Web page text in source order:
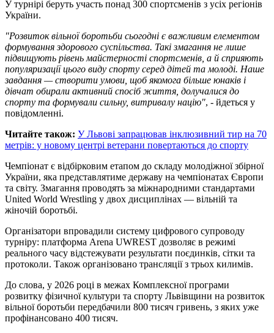
У турнірі беруть участь понад 300 спортсменів з усіх регіонів
України.
"Розвиток вільної боротьби сьогодні є важливим елементом
формування здорового суспільства. Такі змагання не лише
підвищують рівень майстерності спортсменів, а й сприяють
популяризації цього виду спорту серед дітей та молоді. Наше
завдання — створити умови, щоб якомога більше юнаків і
дівчат обирали активний спосіб життя, долучалися до
спорту та формували сильну, витривалу націю", - йдеться у
повідомленні.
Читайте також: У Львові запрацював інклюзивний тир на 70
метрів: у новому центрі ветерани повертаються до спорту
Чемпіонат є відбірковим етапом до складу молодіжної збірної
України, яка представлятиме державу на чемпіонатах Європи
та світу. Змагання проводять за міжнародними стандартами
United World Wrestling у двох дисциплінах — вільній та
жіночій боротьбі.
Організатори впровадили систему цифрового супроводу
турніру: платформа Arena UWREST дозволяє в режимі
реального часу відстежувати результати поєдинків, сітки та
протоколи. Також організовано трансляції з трьох килимів.
До слова, у 2026 році в межах Комплексної програми
розвитку фізичної культури та спорту Львівщини на розвиток
вільної боротьби передбачили 800 тисяч гривень, з яких уже
профінансовано 400 тисяч.